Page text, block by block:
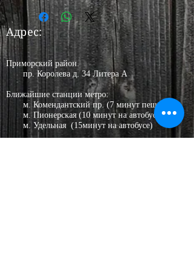
товара или денег изложены вFAQ
сайта.
Адрес:
Приморский район.
пр. Королева д. 34 Литера А
Ближайшие станции метро:
м. Комендантский пр. (7 минут пешком)
м. Пионерская (10 минут на автобусе)
м. Удельная (15минут на автобусе)